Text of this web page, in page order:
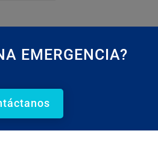
EMERGENCIA?